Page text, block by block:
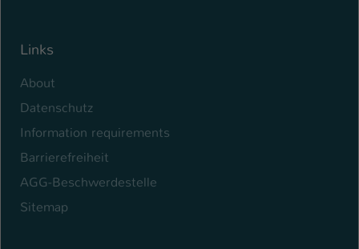
Links
About
Datenschutz
Information requirements
Barrierefreiheit
AGG-Beschwerdestelle
Sitemap